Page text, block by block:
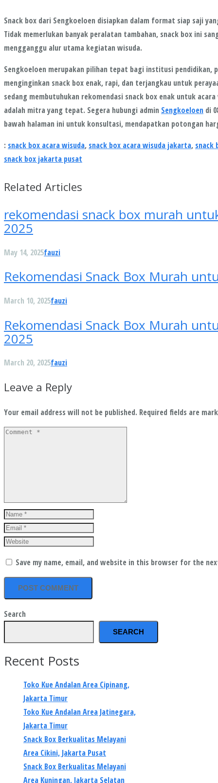
Snack box dari Sengkoeloen disiapkan dalam format siap saji
Tidak memerlukan banyak peralatan tambahan, snack box ini
mengganggu alur utama kegiatan wisuda.
Sengkoeloen merupakan pilihan tepat bagi institusi pendidikan,
menginginkan snack box enak, rapi, dan terjangkau untuk
sedang membutuhukan rekomendasi snack box enak untuk
adalah mitra yang tepat. Segera hubungi admin Sengkoeloen di
bawah halaman ini untuk konsultasi, mendapatkan potongan
: snack box acara wisuda, snack box acara wisuda jakarta, snack
snack box jakarta pusat
Related Articles
rekomendasi snack box murah
2025
May 14, 2025fauzi
Rekomendasi Snack Box Murah
March 10, 2025fauzi
Rekomendasi Snack Box Murah
2025
March 20, 2025fauzi
Leave a Reply
Your email address will not be published. Required fields are
Save my name, email, and website in this browser for the
Search
SEARCH
Recent Posts
Toko Kue Andalan Area Cipinang,
Jakarta Timur
Toko Kue Andalan Area Jatinegara,
Jakarta Timur
Snack Box Berkualitas Melayani
Area Cikini, Jakarta Pusat
Snack Box Berkualitas Melayani
Area Kuningan, Jakarta Selatan